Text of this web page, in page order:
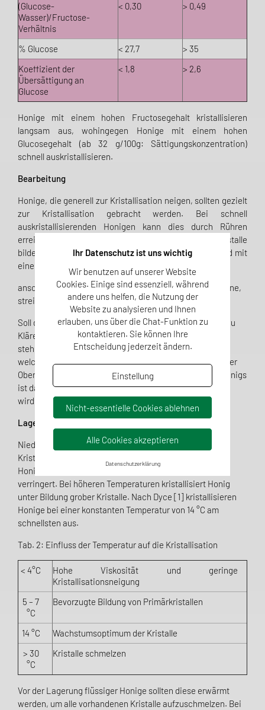
(Glucose-
Wasser)/Fructose-
Verhältnis
< 0,30 > 0,49
% Glucose < 27,7
> 35
Koeffizient der
Übersättigung an
Glucose
< 1,8 > 2,6
Honige mit einem hohen Fructosegehalt kristallisieren
langsam aus, wohingegen Honige mit einem hohen
Glucosegehalt (ab 32 g/100g: Sättigungskonzentration)
schnell auskristallisieren.
Bearbeitung
Honige, die generell zur Kristallisation neigen, sollten gezielt
zur Kristallisation gebracht werden. Bei schnell
auskristallisierenden Honigen kann dies durch Rühren
erreicht werden, wodurch sich feine, nicht spürbare Kristalle
bilden. Bei sehr langsam kristallisierenden Honigen wird mit
einem feinkristallinen Honig beimpft (ca. 5 – 10%),
anschließend wird der Honig gerührt bis eine feinkristalline,
streichfähige Konsistenz vorliegt.
Soll der Honig flüssig bleiben, empfiehlt es sich, diesen zu
Klären. Dazu wird der Honig bei Zimmertemperatur
stehengelassen damit Wachsteilchen und Luftbläschen,
welche als Kristallisationskeime fungieren könnten, an der
Oberfläche abgeschieden werden. Beim Mischen des Honigs
ist dann darauf zu achten, dass keine Luft eingearbeitet
wird.
Lagerung
Niedrige Lagertemperaturen wirken hemmend auf die
Kristallisation, da sich durch die erhöhte Viskosität des
Honigs die Diffusionsgeschwindigkeit der Moleküle
verringert. Bei höheren Temperaturen kristallisiert Honig
unter Bildung grober Kristalle. Nach Dyce [1] kristallisieren
Honige bei einer konstanten Temperatur von 14 °C am
schnellsten aus.
Tab. 2: Einfluss der Temperatur auf die Kristallisation
< 4°C
Hohe Viskosität und geringe
Kristallisationsneigung
5 – 7
°C
Bevorzugte Bildung von Primärkristallen
14 °C
Wachstumsoptimum der Kristalle
> 30
°C
Kristalle schmelzen
Vor der Lagerung flüssiger Honige sollten diese erwärmt
werden, um alle vorhandenen Kristalle aufzuschmelzen. Bei
Ihr Datenschutz ist uns wichtig
Wir benutzen auf unserer Website
Cookies. Einige sind essenziell, während
andere uns helfen, die Nutzung der
Website zu analysieren und Ihnen
erlauben, uns über die Chat-Funktion zu
kontaktieren. Sie können Ihre
Entscheidung jederzeit ändern.
Einstellung
Nicht-essentielle Cookies ablehnen
Alle Cookies akzeptieren
Datenschutzerklärung